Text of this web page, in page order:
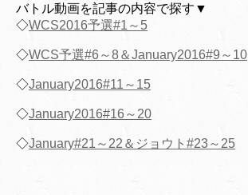
バトル動画を記事の内容で探す▼
◇WCS2016予選#1～5
◇WCS予選#6～8＆January2016#9～10
◇January2016#11～15
◇January2016#16～20
◇January#21～22＆ジョウト#23～25